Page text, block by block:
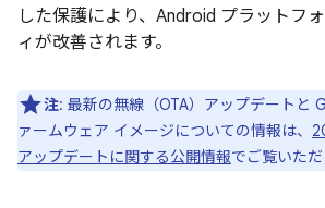
した保護により、Android プラットフ
ィが改善されます。
注: 最新の無線（OTA）アップデートと
ァームウェア イメージについての情報は、
アップデートに関する公開情報でご覧いただ